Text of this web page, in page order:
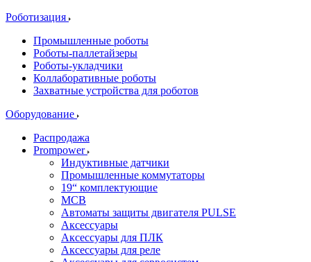
Роботизация
Промышленные роботы
Роботы-паллетайзеры
Роботы-укладчики
Коллаборативные роботы
Захватные устройства для роботов
Оборудование
Распродажа
Prompower
Индуктивные датчики
Промышленные коммутаторы
19“ комплектующие
MCB
Автоматы защиты двигателя PULSE
Аксессуары
Аксессуары для ПЛК
Аксессуары для реле